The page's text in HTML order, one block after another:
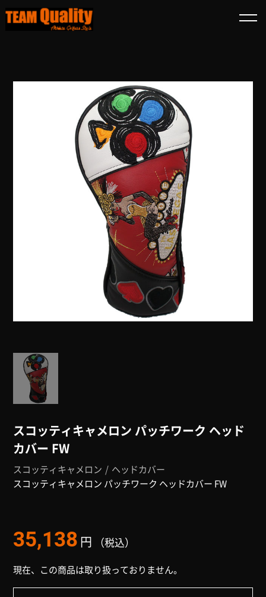
TOP
商品一覧
スコッティキャメロン パッチワーク ヘッドカバー FW
スコッティキャメロン パッチワーク ヘッド
カバー FW
スコッティキャメロン
ヘッドカバー
スコッティキャメロン パッチワーク ヘッドカバー FW
35,138 円 （税込）
現在、この商品は取り扱っておりません。